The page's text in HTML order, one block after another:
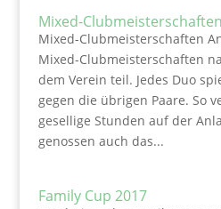
Mixed-Clubmeisterschaften
Mixed-Clubmeisterschaften
Mixed-Clubmeisterschaften
dem Verein teil. Jedes Duo
gegen die übrigen Paare. So
gesellige Stunden auf der
genossen auch das...
Family Cup 2017